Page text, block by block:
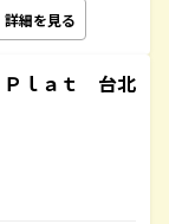
詳細を見る
ｌａｔ 台北